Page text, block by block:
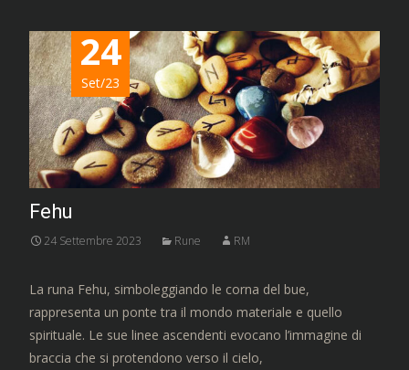
articoli
24
Set/23
Fehu
24 Settembre 2023 Rune RM
La runa Fehu, simboleggiando le corna del bue,
rappresenta un ponte tra il mondo materiale e quello
spirituale. Le sue linee ascendenti evocano l’immagine di
braccia che si protendono verso il cielo,